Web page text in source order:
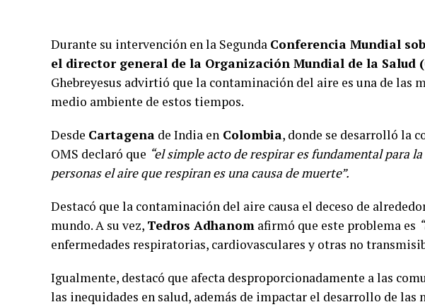
Durante su intervención en la Segunda Conferencia Mundial
el director general de la Organización Mundial de la Salud
Ghebreyesus advirtió que la contaminación del aire es una de las
medio ambiente de estos tiempos.
Desde Cartagena de India en Colombia, donde se desarrolló la
OMS declaró que “el simple acto de respirar es fundamental para
personas el aire que respiran es una causa de muerte”.
Destacó que la contaminación del aire causa el deceso de
mundo. A su vez, Tedros Adhanom afirmó que este problema es
enfermedades respiratorias, cardiovasculares y otras no
Igualmente, destacó que afecta desproporcionadamente a las
las inequidades en salud, además de impactar el desarrollo de las